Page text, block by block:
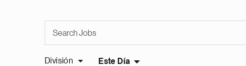
División Este Día